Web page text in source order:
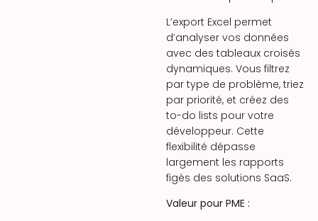
L’export Excel permet
d’analyser vos données
avec des tableaux croisés
dynamiques. Vous filtrez
par type de problème, triez
par priorité, et créez des
to-do lists pour votre
développeur. Cette
flexibilité dépasse
largement les rapports
figés des solutions SaaS.
Valeur pour PME :